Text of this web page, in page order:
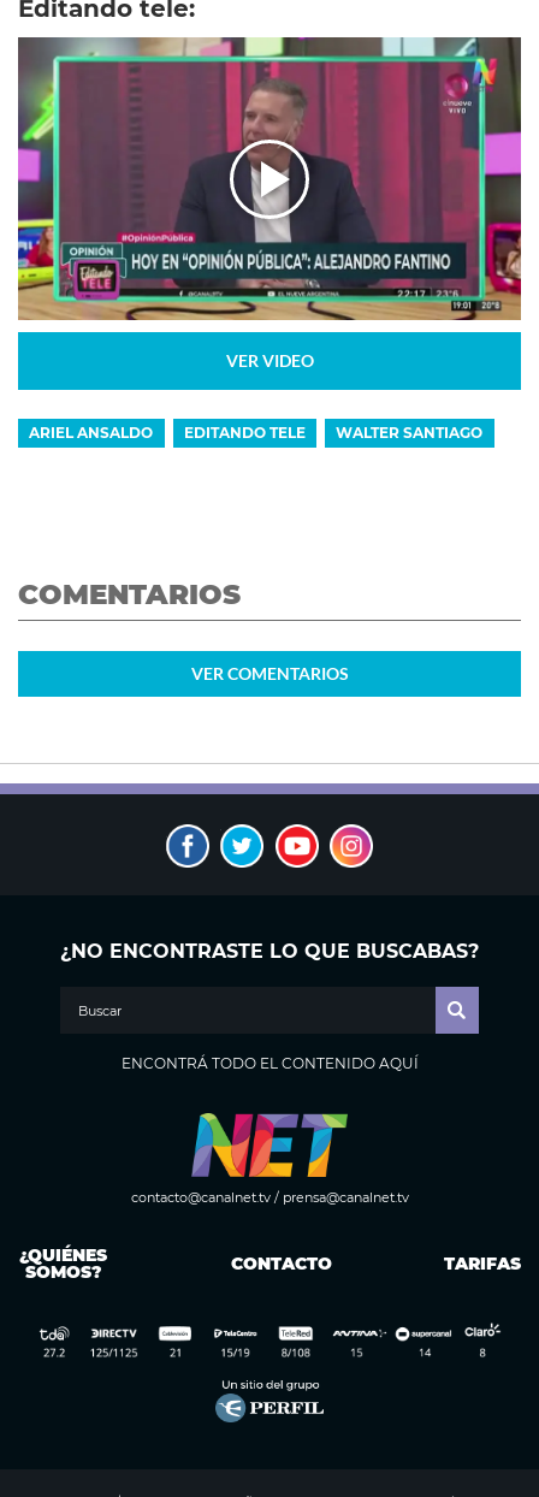
Editando tele:
VER VIDEO
ARIEL ANSALDO EDITANDO TELE WALTER SANTIAGO
COMENTARIOS
VER COMENTARIOS
¿NO ENCONTRASTE LO QUE BUSCABAS?
ENCONTRÁ TODO EL CONTENIDO AQUÍ
contacto@canalnet.tv/ prensa@canalnet.tv
¿QUIÉNES
SOMOS? CONTACTO TARIFAS